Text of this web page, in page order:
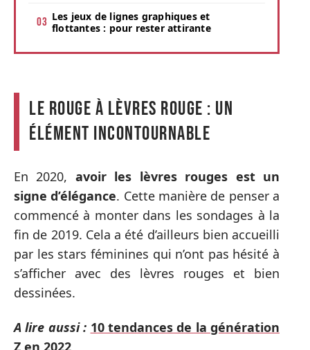
Les jeux de lignes graphiques et
flottantes : pour rester attirante
Le rouge à lèvres rouge : un
élément incontournable
En 2020, avoir les lèvres rouges est un
signe d’élégance. Cette manière de penser a
commencé à monter dans les sondages à la
fin de 2019. Cela a été d’ailleurs bien accueilli
par les stars féminines qui n’ont pas hésité à
s’afficher avec des lèvres rouges et bien
dessinées.
A lire aussi : 10 tendances de la génération
Z en 2022